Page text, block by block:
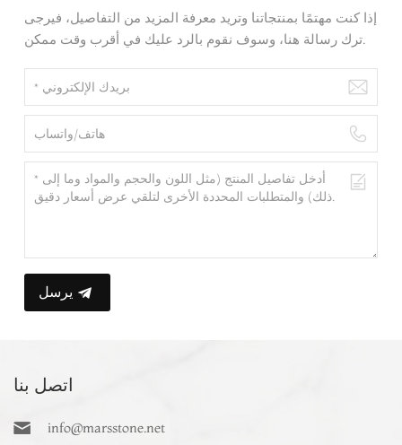
إذا كنت مهتمًا بمنتجاتنا وتريد معرفة المزيد من التفاصيل، فيرجى
ترك رسالة هنا، وسوف نقوم بالرد عليك في أقرب وقت ممكن.
يرسل
اتصل بنا
info@marsstone.net